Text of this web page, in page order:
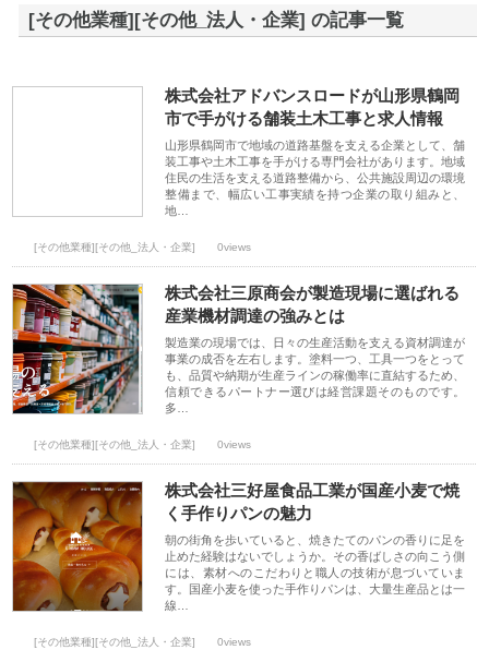
[その他業種][その他_法人・企業] の記事一覧
株式会社アドバンスロードが山形県鶴岡
市で手がける舗装土木工事と求人情報
山形県鶴岡市で地域の道路基盤を支える企業として、舗
装工事や土木工事を手がける専門会社があります。地域
住民の生活を支える道路整備から、公共施設周辺の環境
整備まで、幅広い工事実績を持つ企業の取り組みと、
地…
[その他業種][その他_法人・企業] 0views
株式会社三原商会が製造現場に選ばれる
産業機材調達の強みとは
製造業の現場では、日々の生産活動を支える資材調達が
事業の成否を左右します。塗料一つ、工具一つをとって
も、品質や納期が生産ラインの稼働率に直結するため、
信頼できるパートナー選びは経営課題そのものです。
多…
[その他業種][その他_法人・企業] 0views
株式会社三好屋食品工業が国産小麦で焼
く手作りパンの魅力
朝の街角を歩いていると、焼きたてのパンの香りに足を
止めた経験はないでしょうか。その香ばしさの向こう側
には、素材へのこだわりと職人の技術が息づいていま
す。国産小麦を使った手作りパンは、大量生産品とは一
線…
[その他業種][その他_法人・企業] 0views